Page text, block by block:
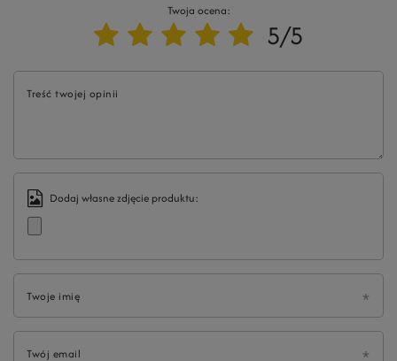
Twoja ocena:
5/5
Treść twojej opinii
Dodaj własne zdjęcie produktu:
Twoje imię
Twój email